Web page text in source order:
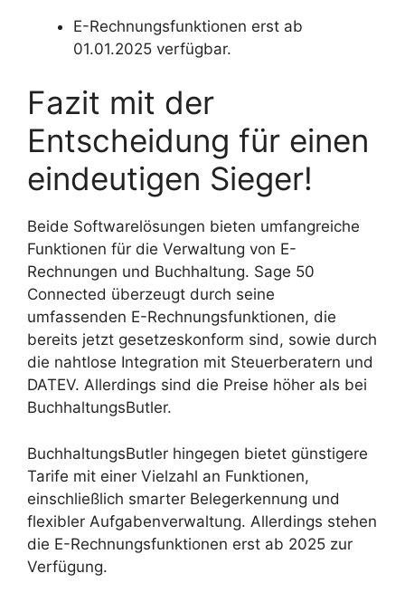
E-Rechnungsfunktionen erst ab
01.01.2025 verfügbar.
Fazit mit der
Entscheidung für einen
eindeutigen Sieger!
Beide Softwarelösungen bieten umfangreiche
Funktionen für die Verwaltung von E-
Rechnungen und Buchhaltung. Sage 50
Connected überzeugt durch seine
umfassenden E-Rechnungsfunktionen, die
bereits jetzt gesetzeskonform sind, sowie durch
die nahtlose Integration mit Steuerberatern und
DATEV. Allerdings sind die Preise höher als bei
BuchhaltungsButler.
BuchhaltungsButler hingegen bietet günstigere
Tarife mit einer Vielzahl an Funktionen,
einschließlich smarter Belegerkennung und
flexibler Aufgabenverwaltung. Allerdings stehen
die E-Rechnungsfunktionen erst ab 2025 zur
Verfügung.